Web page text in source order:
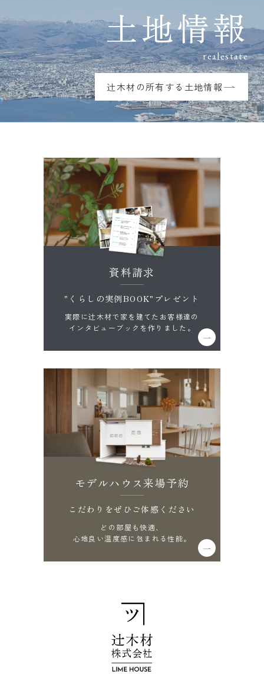
土地情報
realestate
辻木材の所有する土地情報
資料請求
"くらしの実例BOOK"プレゼント
実際に辻木材で家を建てたお客様達の
インタビューブックを作りました。
モデルハウス来場予約
こだわりをぜひご体感ください
どの部屋も快適、
心地良い温度感に包まれる性能。